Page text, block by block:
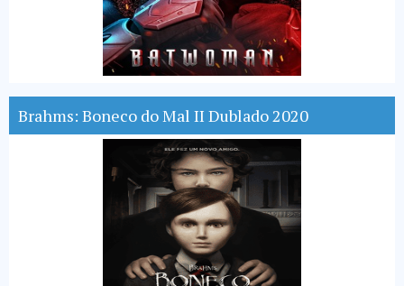
Brahms: Boneco do Mal II Dublado 2020